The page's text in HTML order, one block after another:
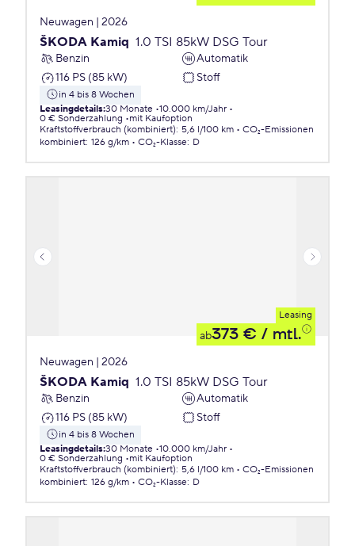
Neuwagen | 2026
ŠKODA Kamiq 1.0 TSI 85kW DSG Tour
Benzin
Automatik
116 PS (85 kW)
Stoff
in 4 bis 8 Wochen
Leasingdetails:30 Monate 10.000 km/Jahr
0 € Sonderzahlung
mit Kaufoption
Kraftstoffverbrauch (kombiniert): 5,6 l/100 km
CO₂-Emissionen
kombiniert: 126 g/km CO₂-Klasse: D
Leasing
ab373 € / mtl.
Neuwagen | 2026
ŠKODA Kamiq 1.0 TSI 85kW DSG Tour
Benzin
Automatik
116 PS (85 kW)
Stoff
in 4 bis 8 Wochen
Leasingdetails:30 Monate 10.000 km/Jahr
0 € Sonderzahlung
mit Kaufoption
Kraftstoffverbrauch (kombiniert): 5,6 l/100 km
CO₂-Emissionen
kombiniert: 126 g/km CO₂-Klasse: D